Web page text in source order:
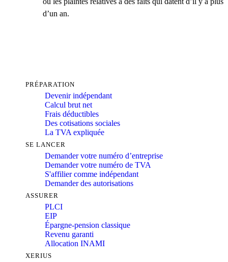
d’un an.
PRÉPARATION
Devenir indépendant
Calcul brut net
Frais déductibles
Des cotisations sociales
La TVA expliquée
SE LANCER
Demander votre numéro d’entreprise
Demander votre numéro de TVA
S'affilier comme indépendant
Demander des autorisations
ASSURER
PLCI
EIP
Épargne-pension classique
Revenu garanti
Allocation INAMI
XERIUS